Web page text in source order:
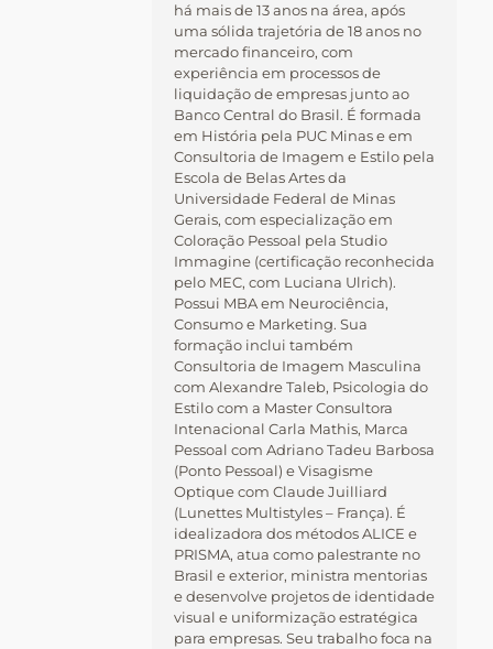
há mais de 13 anos na área, após
uma sólida trajetória de 18 anos no
mercado financeiro, com
experiência em processos de
liquidação de empresas junto ao
Banco Central do Brasil. É formada
em História pela PUC Minas e em
Consultoria de Imagem e Estilo pela
Escola de Belas Artes da
Universidade Federal de Minas
Gerais, com especialização em
Coloração Pessoal pela Studio
Immagine (certificação reconhecida
pelo MEC, com Luciana Ulrich).
Possui MBA em Neurociência,
Consumo e Marketing. Sua
formação inclui também
Consultoria de Imagem Masculina
com Alexandre Taleb, Psicologia do
Estilo com a Master Consultora
Intenacional Carla Mathis, Marca
Pessoal com Adriano Tadeu Barbosa
(Ponto Pessoal) e Visagisme
Optique com Claude Juilliard
(Lunettes Multistyles – França). É
idealizadora dos métodos ALICE e
PRISMA, atua como palestrante no
Brasil e exterior, ministra mentorias
e desenvolve projetos de identidade
visual e uniformização estratégica
para empresas. Seu trabalho foca na